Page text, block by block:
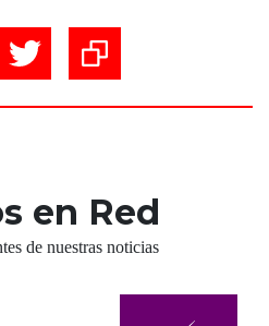
en Red
de nuestras noticias